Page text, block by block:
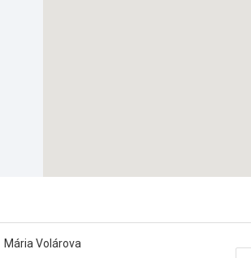
Mária Volárova